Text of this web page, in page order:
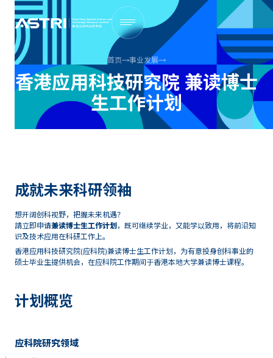
首页 事业发展
香港应用科技研究院 兼读博士
生工作计划
成就未来科研领袖
想开阔创科视野，把握未来机遇？
請立即申请兼读博士生工作计划 ，既可继续学业，又能学以致用，将前沿知
识及技术应用在科研工作上。
香港应用科技研究院(应科院)兼读博士生工作计划，为有意投身创科事业的
硕士毕业生提供机会，在应科院工作期间于香港本地大学兼读博士课程。
计划概览
应科院研究领域